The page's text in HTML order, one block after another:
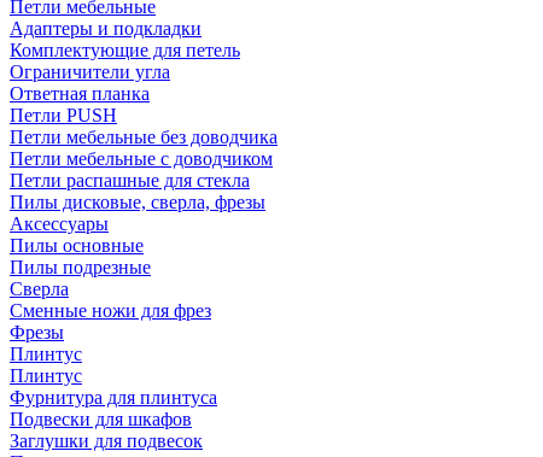
Петли мебельные
Адаптеры и подкладки
Комплектующие для петель
Ограничители угла
Ответная планка
Петли PUSH
Петли мебельные без доводчика
Петли мебельные с доводчиком
Петли распашные для стекла
Пилы дисковые, сверла, фрезы
Аксессуары
Пилы основные
Пилы подрезные
Сверла
Сменные ножи для фрез
Фрезы
Плинтус
Плинтус
Фурнитура для плинтуса
Подвески для шкафов
Заглушки для подвесок